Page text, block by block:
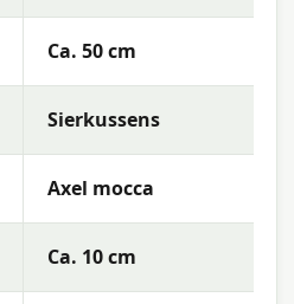
5% Other fibers
Ca. 50 cm
Sierkussens
Axel mocca
Ca. 10 cm